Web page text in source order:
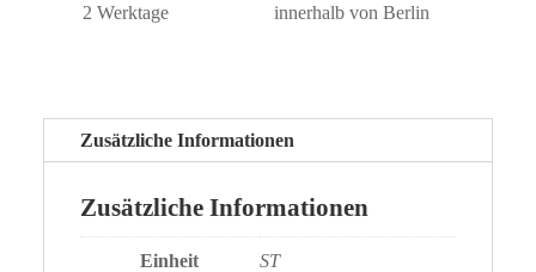
2 Werktage innerhalb von Berlin
Zusätzliche Informationen
Zusätzliche Informationen
Einheit ST